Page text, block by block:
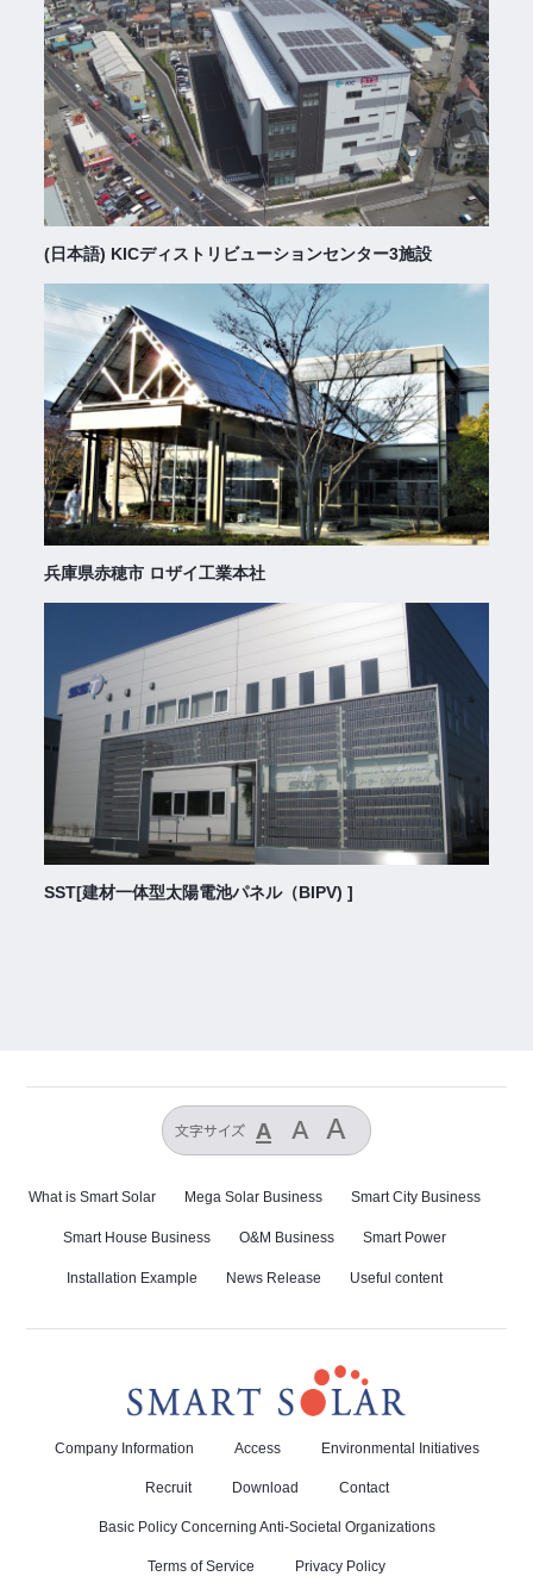
(日本語) KICディストリビューションセンター3施設
兵庫県赤穂市 ロザイ工業本社
SST[建材一体型太陽電池パネル（BIPV) ]
What is Smart Solar Mega Solar Business Smart City Business
Smart House Business O&M Business Smart Power
Installation Example News Release Useful content
Company Information Access Environmental Initiatives
Recruit Download Contact
Basic Policy Concerning Anti-Societal Organizations
Terms of Service Privacy Policy